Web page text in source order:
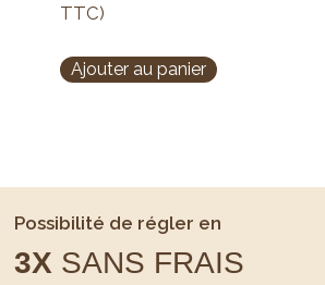
TTC)
Ajouter au panier
Possibilité de régler en
3X SANS FRAIS